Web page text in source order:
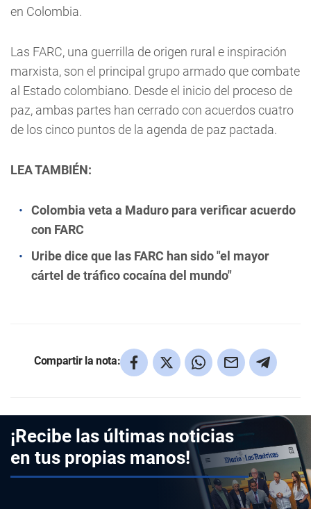
en Colombia.
Las FARC, una guerrilla de origen rural e inspiración
marxista, son el principal grupo armado que combate
al Estado colombiano. Desde el inicio del proceso de
paz, ambas partes han cerrado con acuerdos cuatro
de los cinco puntos de la agenda de paz pactada.
LEA TAMBIÉN:
Colombia veta a Maduro para verificar acuerdo
con FARC
Uribe dice que las FARC han sido "el mayor
cártel de tráfico cocaína del mundo"
Compartir la nota:
¡Recibe las últimas noticias
en tus propias manos!